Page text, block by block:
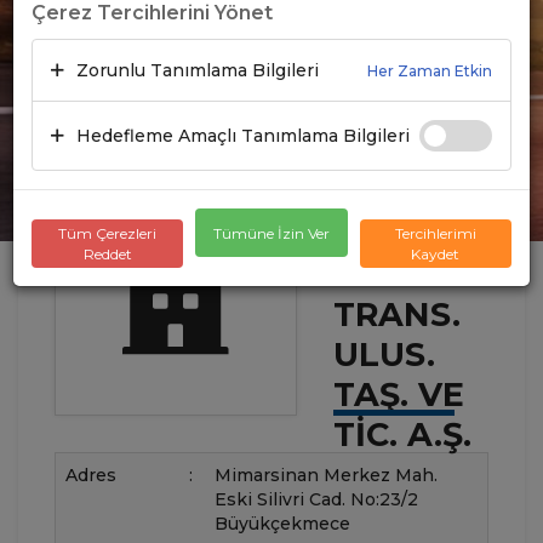
ÖZ-ER
TRANS.
ULUS.
TAŞ. VE
TIC. A.Ş.
Adres :
Mimarsinan Merkez Mah.
Eski Silivri Cad. No:23/2
Büyükçekmece
Çerez Tercihlerini Yönet
Zorunlu Tanımlama Bilgileri Her Zaman Etkin
Hedefleme Amaçlı Tanımlama Bilgileri
Tüm Çerezleri
Reddet
Tümüne İzin Ver
Tercihlerimi
Kaydet